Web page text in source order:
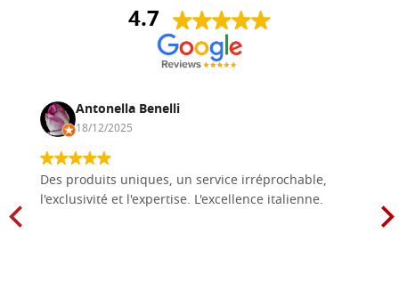
4.7
Antonella Benelli
18/12/2025
Des produits uniques, un service irréprochable,
l'exclusivité et l'expertise. L'excellence italienne.